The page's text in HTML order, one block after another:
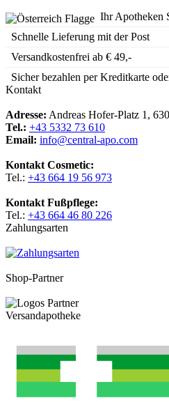
Ihr Apotheken
Schnelle Lieferung mit der Post
Versandkostenfrei ab € 49,-
Sicher bezahlen per Kreditkarte
Kontakt
Adresse: Andreas Hofer-Platz 1,
Tel.: +43 5332 73 610
Email: info@central-apo.com
Kontakt Cosmetic:
Tel.: +43 664 19 56 973
Kontakt Fußpflege:
Tel.: +43 664 46 80 226
Zahlungsarten
Shop-Partner
Versandapotheke